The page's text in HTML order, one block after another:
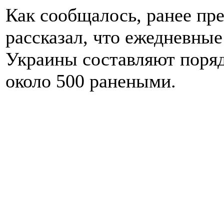
Как сообщалось, ранее
рассказал, что
Украины составляют
около 500 ранеными.